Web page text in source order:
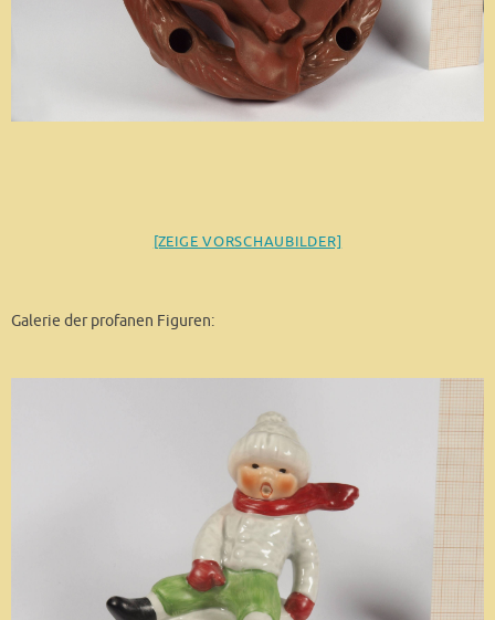
[ZEIGE VORSCHAUBILDER]
Galerie der profanen Figuren: